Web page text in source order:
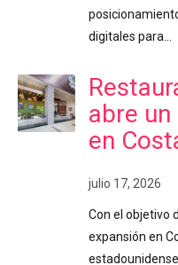
digitales para…
abre
en
julio 17, 2026
Con el objetivo
expansión en